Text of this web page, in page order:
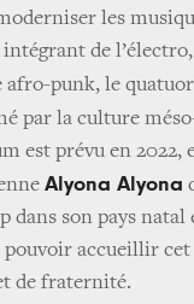
les
de
afro-punk, le
par la culture
est prévu en 2022,
Alyona Alyona
dans son pays natal
accueillir cet
de fraternité.